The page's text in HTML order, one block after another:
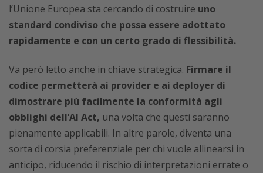
l’Unione Europea sta cercando di costruire uno
standard condiviso che possa essere adottato
rapidamente e con un certo grado di flessibilità.
Va però letto anche in chiave strategica. Firmare il
codice permetterà ai provider e ai deployer di
dimostrare più facilmente la conformità agli
obblighi dell’AI Act, una volta che questi saranno
pienamente applicabili. In altre parole, diventa una
sorta di corsia preferenziale per chi vuole allinearsi in
anticipo, riducendo il rischio di interpretazioni errate o